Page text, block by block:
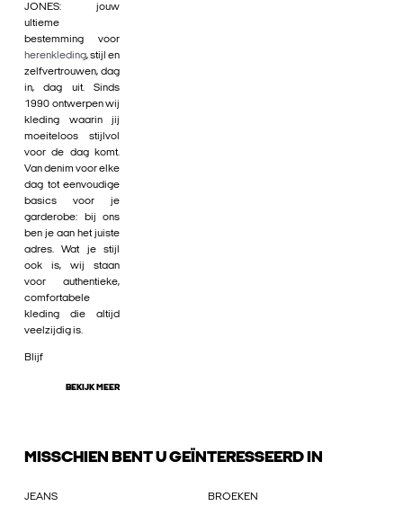
JONES: jouw
ultieme
bestemming voor
herenkleding, stijl en
zelfvertrouwen, dag
in, dag uit. Sinds
1990 ontwerpen wij
kleding waarin jij
moeiteloos stijlvol
voor de dag komt.
Van denim voor elke
dag tot eenvoudige
basics voor je
garderobe: bij ons
ben je aan het juiste
adres. Wat je stijl
ook is, wij staan
voor authentieke,
comfortabele
kleding die altijd
veelzijdig is.
Blijf
BEKIJK MEER
MISSCHIEN BENT U GEÏNTERESSEERD IN
JEANS BROEKEN